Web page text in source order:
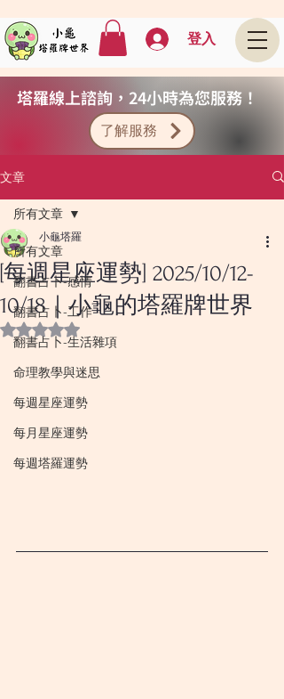
登入
塔羅線上諮詢，24小時為您服務！
了解服務
文章
所有文章
翻書占卜-感情
翻書占卜-工作
翻書占卜-生活雜項
命理教學與迷思
每週星座運勢
每月星座運勢
每週塔羅運勢
所有文章
[每週星座運勢] 2025/10/12-
10/18｜小龜的塔羅牌世界
小龜塔羅
評等為 NaN（最高為 5 顆星）。